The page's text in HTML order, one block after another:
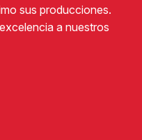
sus producciones.
a nuestros